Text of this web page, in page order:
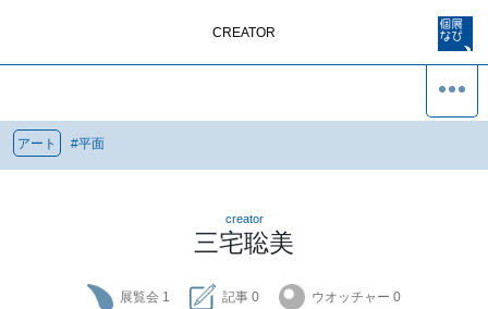
CREATOR
アート #平面
creator
三宅聡美
展覧会 1 記事 0 ウオッチャー 0